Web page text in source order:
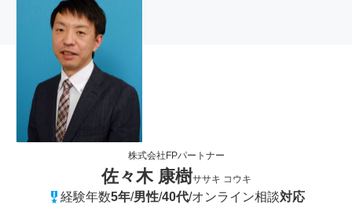
株式会社FPパートナー
佐々木 康樹ササキ コウキ
経験年数5年/男性/40代/オンライン相談対応